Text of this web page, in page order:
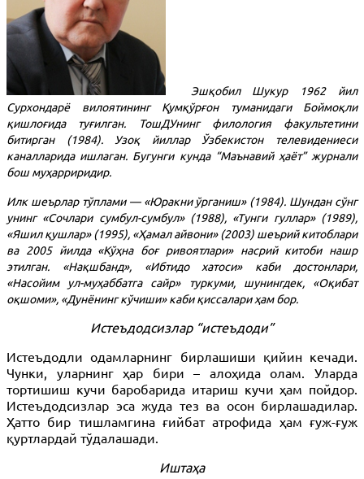
Эшқобил Шукур 1962 йил
Сурхондарё вилоятининг Қумқўрғон туманидаги Боймоқли
қишлоғида туғилган. ТошДУнинг филология факультетини
битирган (1984). Узоқ йиллар Ўзбекистон телевидениеси
каналларида ишлаган. Бугунги кунда “Маънавий ҳаёт” журнали
бош муҳарриридир.
Илк шеърлар тўплами — «Юракни ўрганиш» (1984). Шундан сўнг
унинг «Сочлари сумбул-сумбул» (1988), «Тунги гуллар» (1989),
«Яшил қушлар» (1995), «Ҳамал айвони» (2003) шеърий китоблари
ва 2005 йилда «Кўҳна боғ ривоятлари» насрий китоби нашр
этилган. «Нақшбанд», «Ибтидо хатоси» каби достонлари,
«Насойим ул-муҳаббатга сайр» туркуми, шунингдек, «Оқибат
оқшоми», «Дунёнинг кўчиши» каби қиссалари ҳам бор.
Истеъдодсизлар “истеъдоди”
Истеъдодли одамларнинг бирлашиши қийин кечади.
Чунки, уларнинг ҳар бири – алоҳида олам. Уларда
тортишиш кучи баробарида итариш кучи ҳам пойдор.
Истеъдодсизлар эса жуда тез ва осон бирлашадилар.
Ҳатто бир тишламгина ғийбат атрофида ҳам ғуж-ғуж
қуртлардай тўдалашади.
Иштаҳа